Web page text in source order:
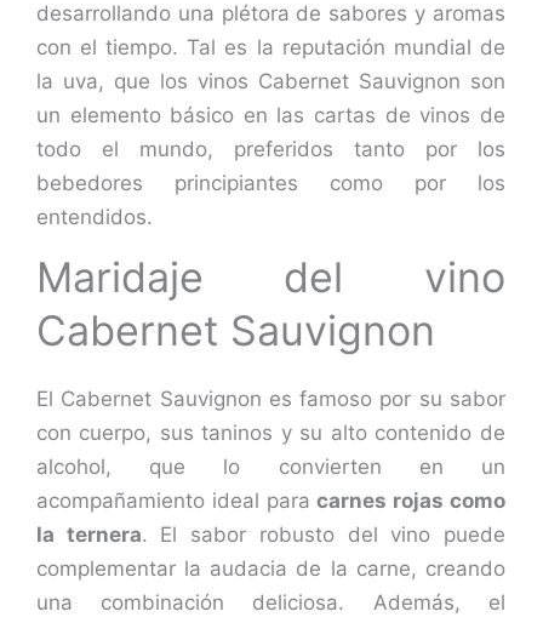
desarrollando una plétora de sabores y aromas
con el tiempo. Tal es la reputación mundial de
la uva, que los vinos Cabernet Sauvignon son
un elemento básico en las cartas de vinos de
todo el mundo, preferidos tanto por los
bebedores principiantes como por los
entendidos.
Maridaje del vino
Cabernet Sauvignon
El Cabernet Sauvignon es famoso por su sabor
con cuerpo, sus taninos y su alto contenido de
alcohol, que lo convierten en un
acompañamiento ideal paracarnes rojas como
la ternera. El sabor robusto del vino puede
complementar la audacia de la carne, creando
una combinación deliciosa. Además, el